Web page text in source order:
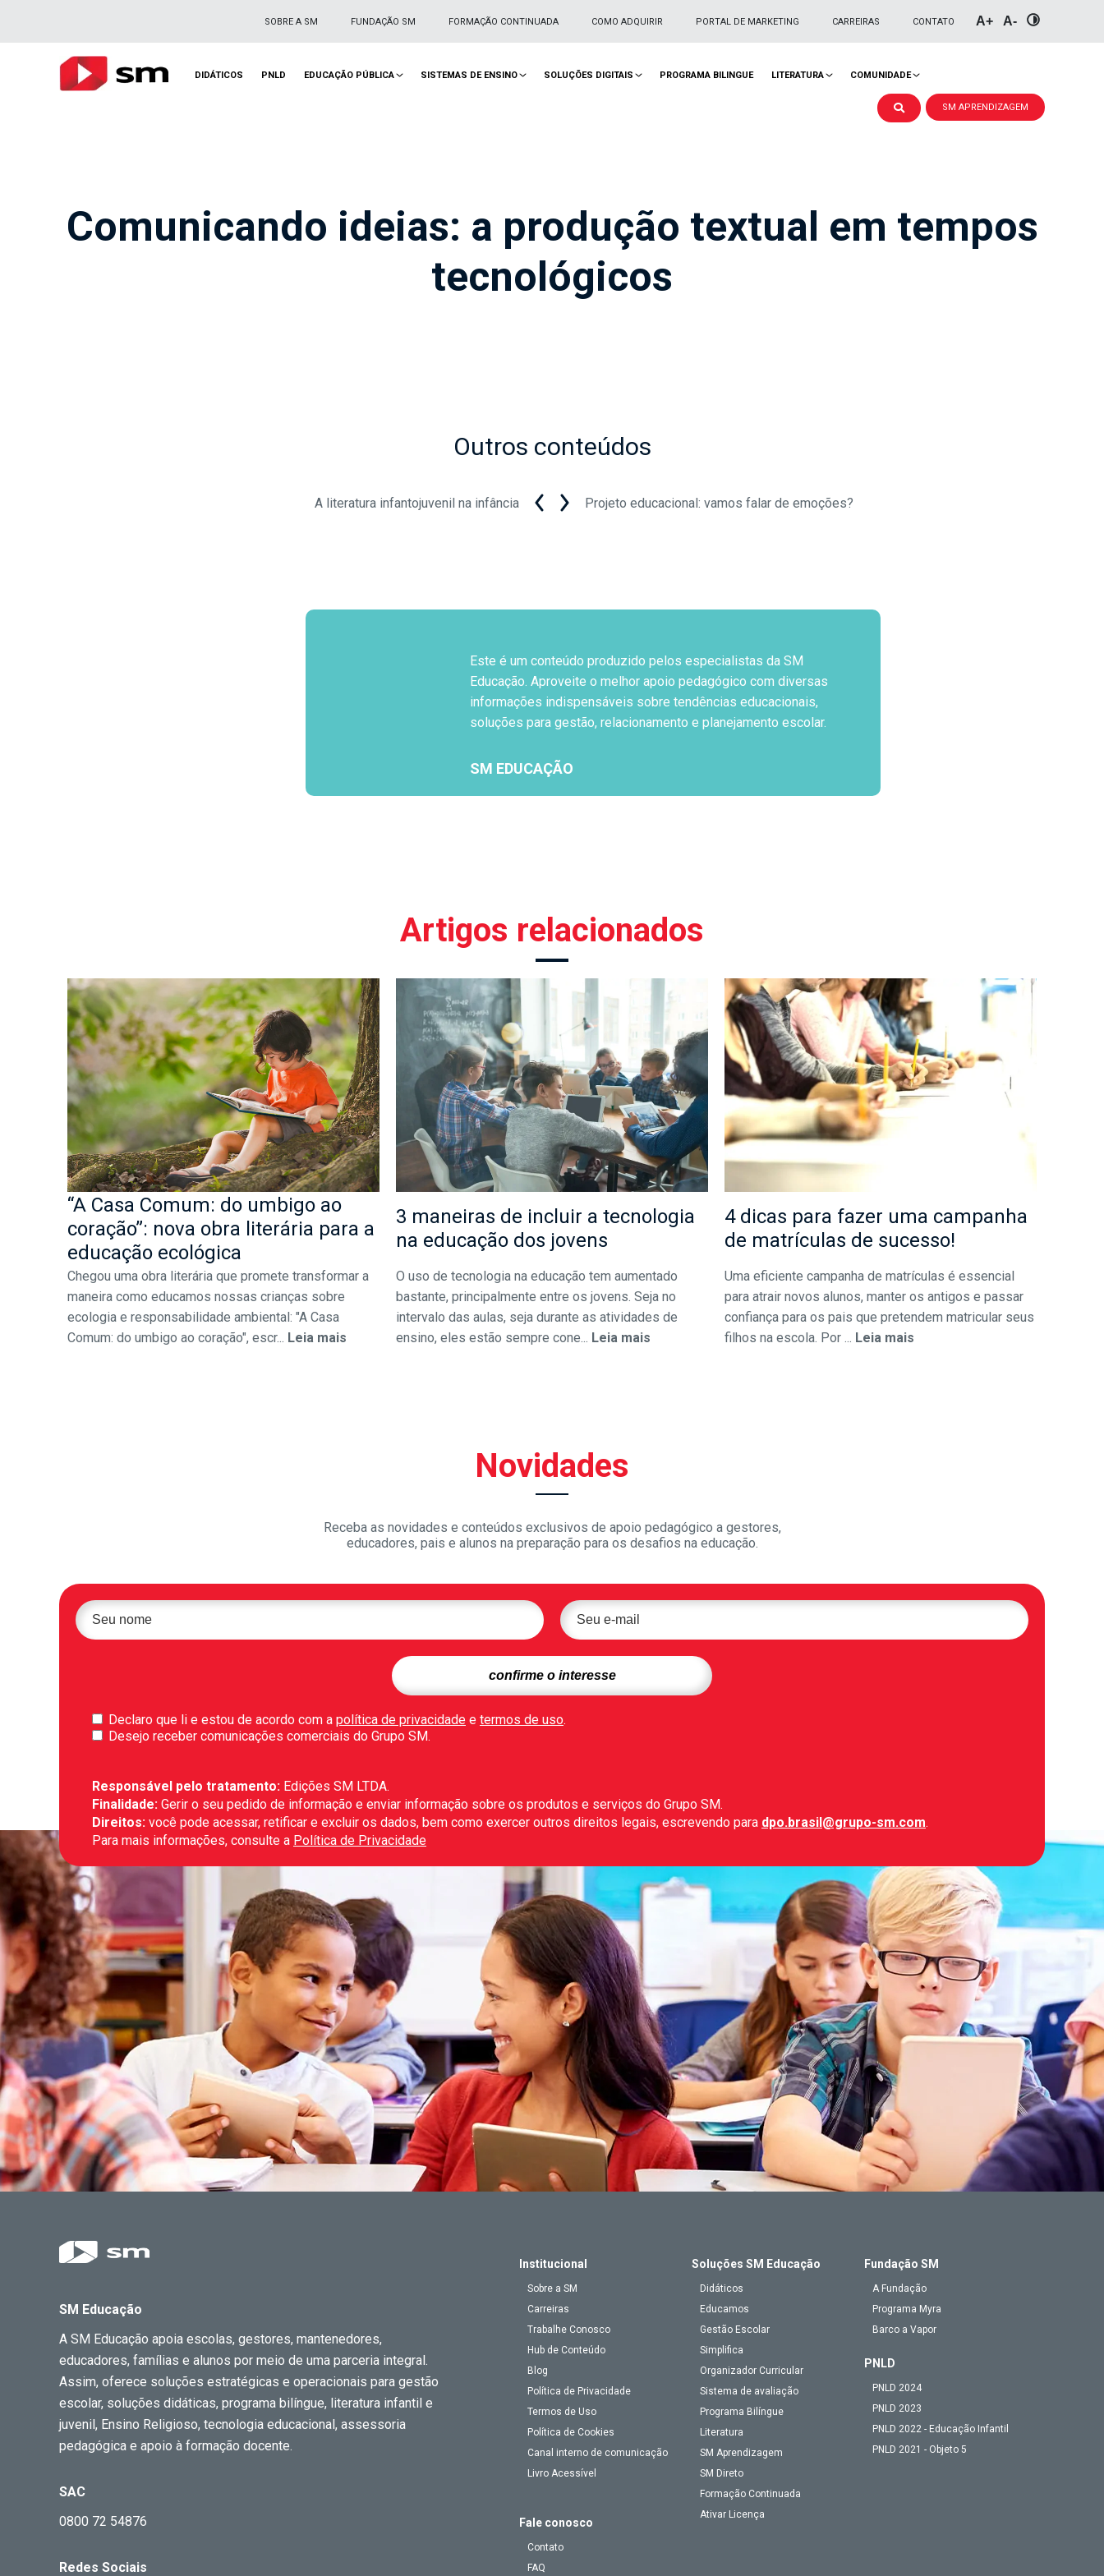
SOBRE A SM FUNDAÇÃO SM FORMAÇÃO CONTINUADA COMO ADQUIRIR PORTAL DE MARKETING CARREIRAS CONTATO A+ A-
DIDÁTICOS PNLD EDUCAÇÃO PÚBLICA SISTEMAS DE ENSINO SOLUÇÕES DIGITAIS PROGRAMA BILINGUE LITERATURA COMUNIDADE
SM APRENDIZAGEM
Comunicando ideias: a produção textual em tempos
tecnológicos
Outros conteúdos
A literatura infantojuvenil na infância Projeto educacional: vamos falar de emoções?
Este é um conteúdo produzido pelos especialistas da SM
Educação. Aproveite o melhor apoio pedagógico com diversas
informações indispensáveis sobre tendências educacionais,
soluções para gestão, relacionamento e planejamento escolar.
SM EDUCAÇÃO
Artigos relacionados
“A Casa Comum: do umbigo ao
coração”: nova obra literária para a
educação ecológica
Chegou uma obra literária que promete transformar a
maneira como educamos nossas crianças sobre
ecologia e responsabilidade ambiental: "A Casa
Comum: do umbigo ao coração", escr... Leia mais
3 maneiras de incluir a tecnologia
na educação dos jovens
O uso de tecnologia na educação tem aumentado
bastante, principalmente entre os jovens. Seja no
intervalo das aulas, seja durante as atividades de
ensino, eles estão sempre cone... Leia mais
4 dicas para fazer uma campanha
de matrículas de sucesso!
Uma eficiente campanha de matrículas é essencial
para atrair novos alunos, manter os antigos e passar
confiança para os pais que pretendem matricular seus
filhos na escola. Por ... Leia mais
Novidades
Receba as novidades e conteúdos exclusivos de apoio pedagógico a gestores,
educadores, pais e alunos na preparação para os desafios na educação.
Declaro que li e estou de acordo com a política de privacidade e termos de uso.
Desejo receber comunicações comerciais do Grupo SM.
Responsável pelo tratamento: Edições SM LTDA.
Finalidade: Gerir o seu pedido de informação e enviar informação sobre os produtos e serviços do Grupo SM.
Direitos: você pode acessar, retificar e excluir os dados, bem como exercer outros direitos legais, escrevendo para dpo.brasil@grupo-sm.com.
Para mais informações, consulte a Política de Privacidade
SM Educação
A SM Educação apoia escolas, gestores, mantenedores,
educadores, famílias e alunos por meio de uma parceria integral.
Assim, oferece soluções estratégicas e operacionais para gestão
escolar, soluções didáticas, programa bilíngue, literatura infantil e
juvenil, Ensino Religioso, tecnologia educacional, assessoria
pedagógica e apoio à formação docente.
SAC
0800 72 54876
Redes Sociais
Institucional
Sobre a SM
Carreiras
Trabalhe Conosco
Hub de Conteúdo
Blog
Política de Privacidade
Termos de Uso
Política de Cookies
Canal interno de comunicação
Livro Acessível
Fale conosco
Contato
FAQ
Soluções SM Educação
Didáticos
Educamos
Gestão Escolar
Simplifica
Organizador Curricular
Sistema de avaliação
Programa Bilíngue
Literatura
SM Aprendizagem
SM Direto
Formação Continuada
Ativar Licença
Fundação SM
A Fundação
Programa Myra
Barco a Vapor
PNLD
PNLD 2024
PNLD 2023
PNLD 2022 - Educação Infantil
PNLD 2021 - Objeto 5